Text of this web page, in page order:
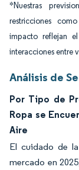
*Nuestras
restricciones
impacto reflejan
interacciones entre
Análisis de
Por Tipo de
Ropa se
Aire
El cuidado de
mercado en